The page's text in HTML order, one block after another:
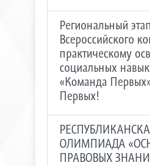
Региональный этап
Всероссийского
практическому
социальных
«Команда
Первых!
ОЛИМПИАДА
ПРАВОВЫХ